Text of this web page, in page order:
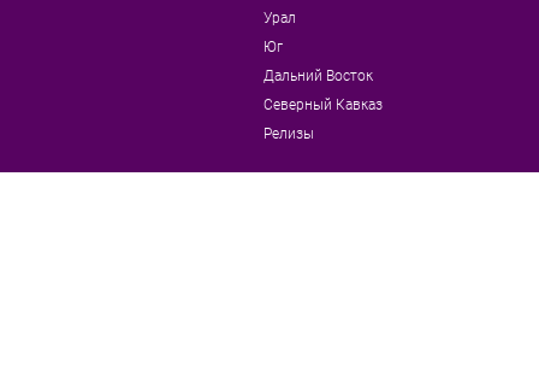
Урал
Юг
Дальний Восток
Северный Кавказ
Релизы